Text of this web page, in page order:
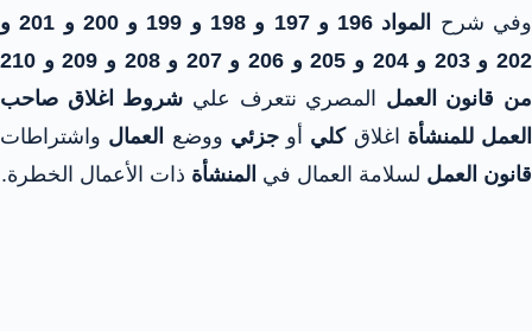
وفي شرح
المواد 196 و 197 و 198 و 199 و 200 و 201 و
202 و 203 و 204 و 205 و 206 و 207 و 208 و 209 و 210
من قانون العمل المصري نتعرف علي شروط اغلاق صاحب
العمل للمنشأة اغلاقكلي أوجزئي ووضع العمال واشتراطات
قانون العمل لسلامة العمال في المنشأة ذات الأعمال الخطرة.